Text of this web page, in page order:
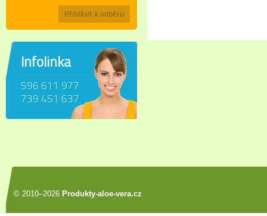
Přihlásit k odběru
Infolinka
596 611 977
739 451 637
© 2010–2026 Produkty-aloe-vera.cz